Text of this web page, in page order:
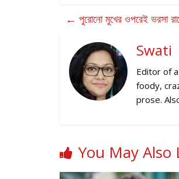
← পুরোনো মুখের ওপরেই ভরসা
Swati
Editor of
foody,
prose.
You May Also